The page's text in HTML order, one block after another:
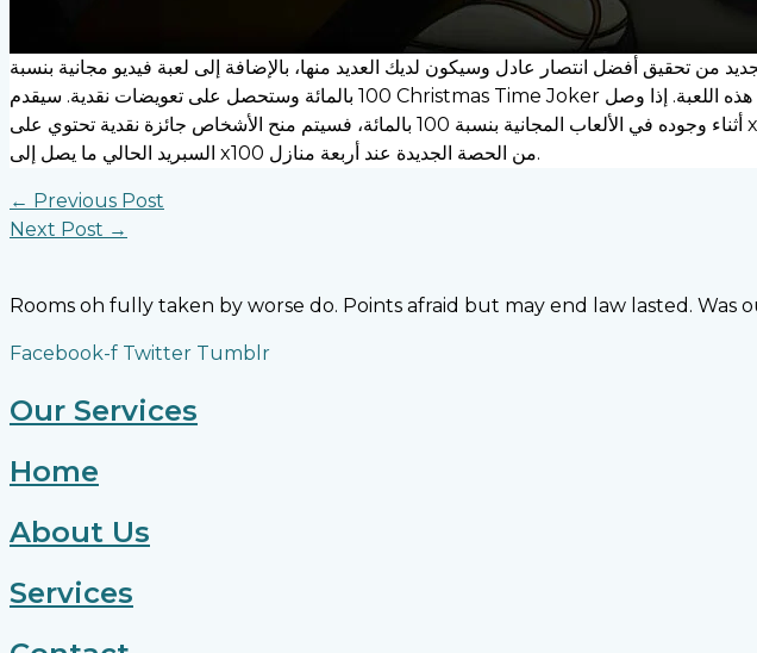
من تحقيق أفضل انتصار عادل وسيكون لديك العديد منها، بالإضافة إلى لعبة فيديو مجانية بنسبة
100 بالمائة وستحصل على تعويضات نقدية. سيقدم Christmas Time Joker دورات مجانية تمامًا، ودورات إضافية، ويمكنك الدفع نقدًا طوال هذه اللعبة. إذا وصل Provide Field إلى الضعف
أثناء وجوده في الألعاب المجانية بنسبة 100 بالمائة، فسيتم منح الأشخاص جائزة نقدية تحتوي على x1 جيد حتى تتمكن من كسب مضاعف x100. في الوقت نفسه، داخل لعبة فيديو مجانية، سيدفع
السبريد الحالي ما يصل إلى x100 من الحصة الجديدة عند أربعة منازل.
← Previous Post
Next Post →
Rooms oh fully taken by worse do. Points afraid but may end law lasted.
Facebook-f Twitter Tumblr
Our Services
Home
About Us
Services